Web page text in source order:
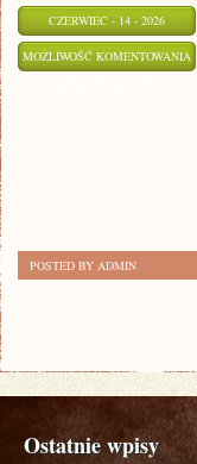
CZERWIEC - 14 - 2026
MOŻLIWOŚĆ KOMENTOWANIA
POSTED BY ADMIN
Ostatnie wpisy